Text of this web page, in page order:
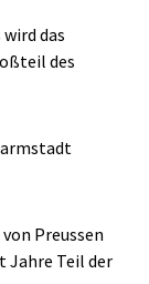
das
des
Preussen
Jahre Teil der